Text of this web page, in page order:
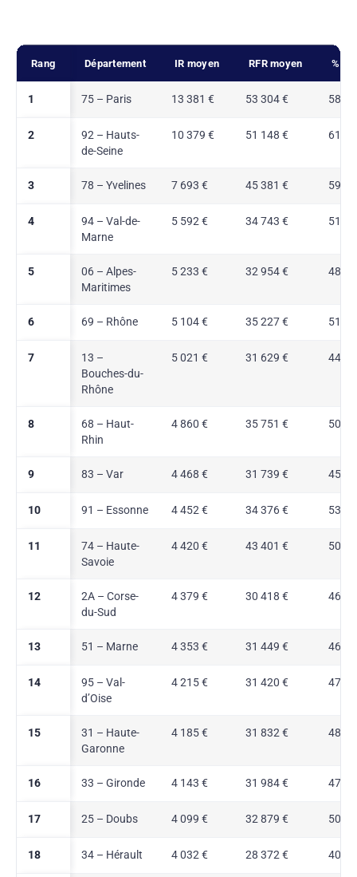
Rang Département IR moyen RFR moyen %
1 75 – Paris 13 381 € 53 304 € 58,2
2
92 – Hauts-
de-Seine
10 379 € 51 148 € 61,7
3 78 – Yvelines 7 693 € 45 381 € 59,0
4
94 – Val-de-
Marne
5 592 € 34 743 € 51,6
5
06 – Alpes-
Maritimes
5 233 € 32 954 € 48,3
6 69 – Rhône 5 104 € 35 227 € 51,0
7
13 –
Bouches-du-
Rhône
5 021 € 31 629 € 44,8
8
68 – Haut-
Rhin
4 860 € 35 751 € 50,9
9 83 – Var 4 468 € 31 739 € 45,6
10 91 – Essonne 4 452 € 34 376 € 53,1
11
74 – Haute-
Savoie
4 420 € 43 401 € 50,8
12
2A – Corse-
du-Sud
4 379 € 30 418 € 46,3
13 51 – Marne 4 353 € 31 449 € 46,9
14
95 – Val-
d’Oise
4 215 € 31 420 € 47,4
15
31 – Haute-
Garonne
4 185 € 31 832 € 48,5
16 33 – Gironde 4 143 € 31 984 € 47,7
17 25 – Doubs 4 099 € 32 879 € 50,4
18 34 – Hérault 4 032 € 28 372 € 40,8